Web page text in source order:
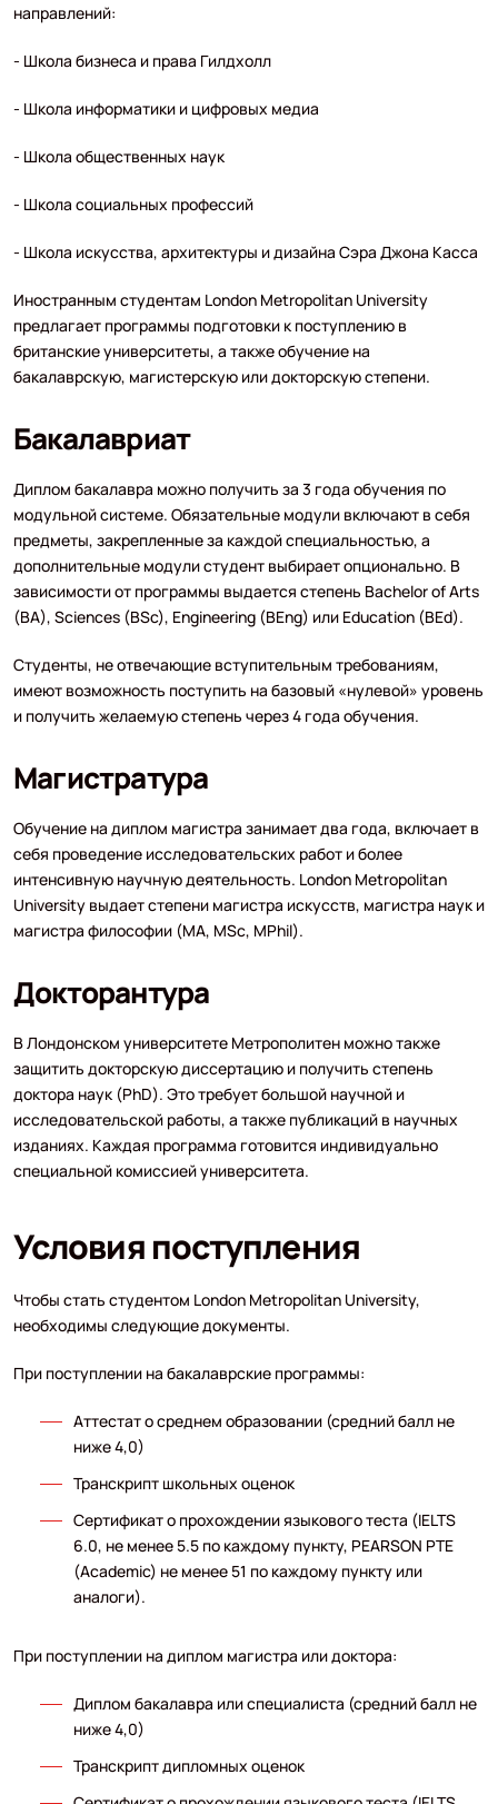
направлений:
- Школа бизнеса и права Гилдхолл
- Школа информатики и цифровых медиа
- Школа общественных наук
- Школа социальных профессий
- Школа искусства, архитектуры и дизайна Сэра Джона Касса
Иностранным студентам London Metropolitan University
предлагает программы подготовки к поступлению в
британские университеты, а также обучение на
бакалаврскую, магистерскую или докторскую степени.
Бакалавриат
Диплом бакалавра можно получить за 3 года обучения по
модульной системе. Обязательные модули включают в себя
предметы, закрепленные за каждой специальностью, а
дополнительные модули студент выбирает опционально. В
зависимости от программы выдается степень Bachelor of Arts
(BA), Sciences (BSc), Engineering (BEng) или Education (BEd).
Студенты, не отвечающие вступительным требованиям,
имеют возможность поступить на базовый «нулевой» уровень
и получить желаемую степень через 4 года обучения.
Магистратура
Обучение на диплом магистра занимает два года, включает в
себя проведение исследовательских работ и более
интенсивную научную деятельность. London Metropolitan
University выдает степени магистра искусств, магистра наук и
магистра философии (MA, MSc, MPhil).
Докторантура
В Лондонском университете Метрополитен можно также
защитить докторскую диссертацию и получить степень
доктора наук (PhD). Это требует большой научной и
исследовательской работы, а также публикаций в научных
изданиях. Каждая программа готовится индивидуально
специальной комиссией университета.
Условия поступления
Чтобы стать студентом London Metropolitan University,
необходимы следующие документы.
При поступлении на бакалаврские программы:
Аттестат о среднем образовании (средний балл не
ниже 4,0)
Транскрипт школьных оценок
Сертификат о прохождении языкового теста (IELTS
6.0, не менее 5.5 по каждому пункту, PEARSON PTE
(Academic) не менее 51 по каждому пункту или
аналоги).
При поступлении на диплом магистра или доктора:
Диплом бакалавра или специалиста (средний балл не
ниже 4,0)
Транскрипт дипломных оценок